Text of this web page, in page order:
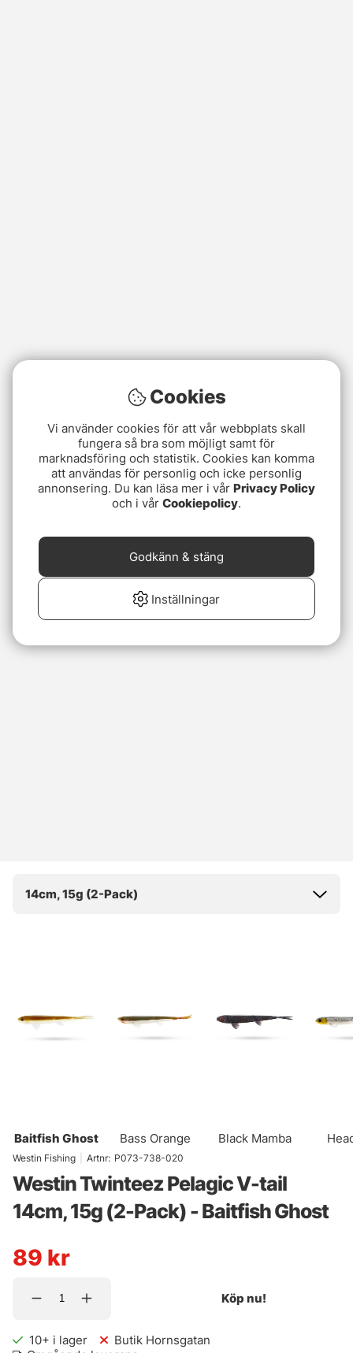
14cm, 15g (2-Pack)
Baitfish Ghost Bass Orange Black Mamba
Westin Fishing Artnr: P073-738-020
Westin Twinteez Pelagic V-tail
14cm, 15g (2-Pack) - Baitfish Ghost
89 kr
Köp nu!
10+ i lager
Butik Hornsgatan
Cookies
Vi använder cookies för att vår webbplats skall
fungera så bra som möjligt samt för
marknadsföring och statistik. Cookies kan komma
att användas för personlig och icke personlig
annonsering. Du kan läsa mer i vår Privacy Policy
och i vår Cookiepolicy.
Inställningar
Godkänn & stäng